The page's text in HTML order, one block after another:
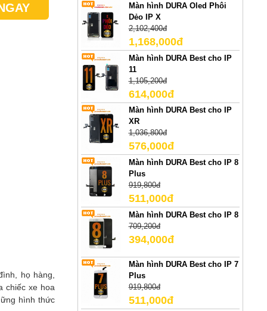
họ hàng,
chiếc xe hoa
hình thức
Màn hình DURA Oled Phôi
Dẻo IP X
2,102,400đ
1,168,000đ
Màn hình DURA Best cho IP
11
1,105,200đ
614,000đ
Màn hình DURA Best cho IP
XR
1,036,800đ
576,000đ
Màn hình DURA Best cho IP 8
Plus
919,800đ
511,000đ
Màn hình DURA Best cho IP 8
709,200đ
394,000đ
Màn hình DURA Best cho IP 7
Plus
919,800đ
511,000đ